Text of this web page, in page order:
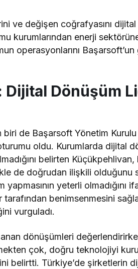
ve değişen coğrafyasını dijital
kurumlarından enerji
operasyonlarını
Dönüşüm
de Başarsoft Yönetim Kurulu
oturumu oldu. Kurumlarda dijital
belirten Küçükpehlivan,
de doğrudan ilişkili olduğunu
yapmasının yeterli olmadığını
benimsenmesini
vurguladı.
dönüşümleri
çok, doğru teknolojiyi
belirtti. Türkiye’de şirketlerin